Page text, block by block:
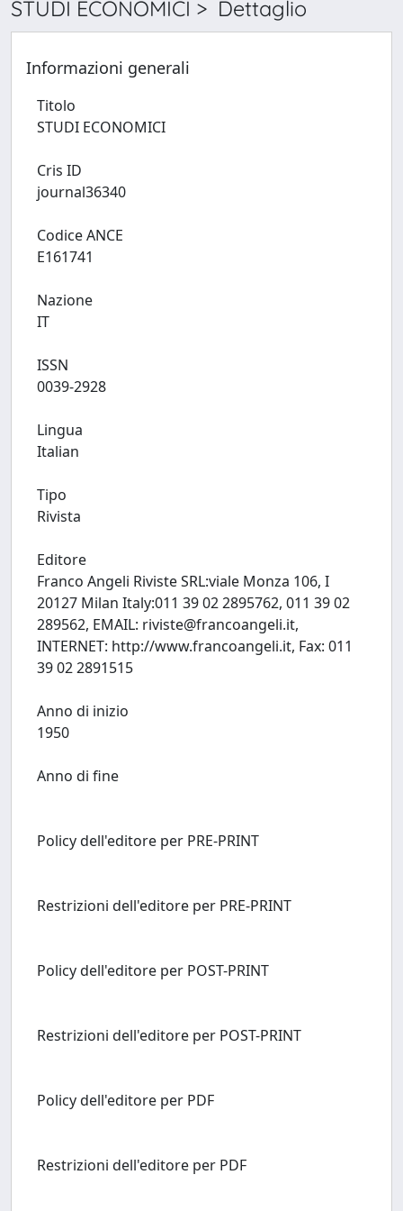
STUDI ECONOMICI > Dettaglio
Informazioni generali
Titolo
Cris ID
Codice ANCE
Nazione
ISSN
Lingua
Tipo
Rivista
Editore
Franco Angeli Riviste SRL:viale Monza 106, I
20127 Milan Italy:011 39 02 2895762, 011 39 02
289562, EMAIL: riviste@francoangeli.it,
INTERNET: http://www.francoangeli.it, Fax: 011
Anno di inizio
Anno di fine
Policy dell'editore per PRE-PRINT
Restrizioni dell'editore per PRE-PRINT
Policy dell'editore per POST-PRINT
Restrizioni dell'editore per POST-PRINT
Policy dell'editore per PDF
Restrizioni dell'editore per PDF